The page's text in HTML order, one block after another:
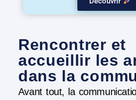
Rencontrer et
accueillir les
dans la
Avant tout, la